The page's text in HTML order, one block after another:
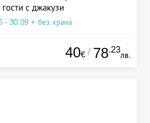
с джакузи
- 30.09 + без храна
40€ / 78.23
лв.